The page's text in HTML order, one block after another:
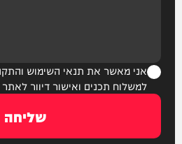
אני מאשר את תנאי השימוש
למשלוח תכנים ואישור דיוור
שליחה